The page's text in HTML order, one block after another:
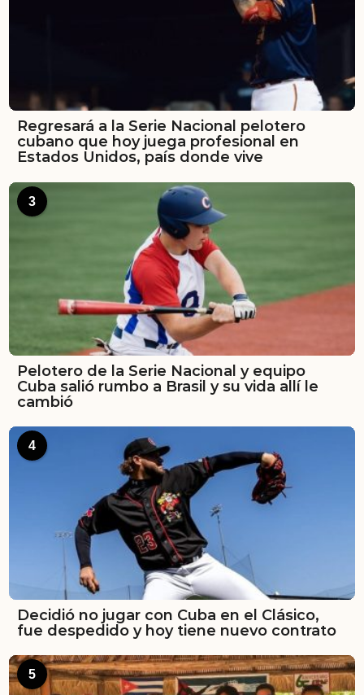
Regresará a la Serie Nacional pelotero
cubano que hoy juega profesional en
Estados Unidos, país donde vive
3
Pelotero de la Serie Nacional y equipo
Cuba salió rumbo a Brasil y su vida allí le
cambió
4
Decidió no jugar con Cuba en el Clásico,
fue despedido y hoy tiene nuevo contrato
5